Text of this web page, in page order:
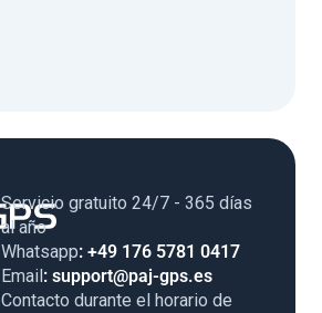
Servicio gratuito 24/7 - 365 días
al año
Whatsapp: +49 176 5781 0417
Email : support@paj-gps.es
Contacto durante el horario de